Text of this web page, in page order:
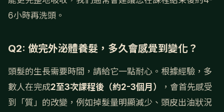
6小時再洗頭。
Q2: 做完外泌體養髮，多久會感覺到變化？
頭髮的生長需要時間，請給它一點耐心。根據經驗，多
數人在完成2至3次課程後（約2-3個月）
，會首先感受
到「質」的改變，例如掉髮量明顯減少、頭皮出油狀況